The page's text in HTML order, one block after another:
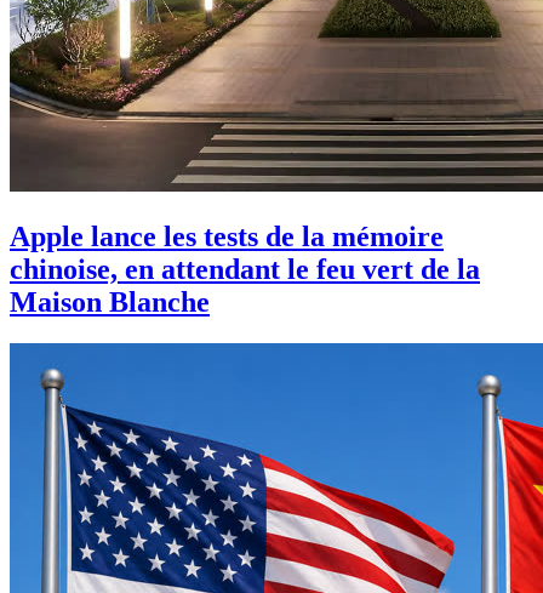
Apple lance les tests de la mémoire
chinoise, en attendant le feu vert de la
Maison Blanche